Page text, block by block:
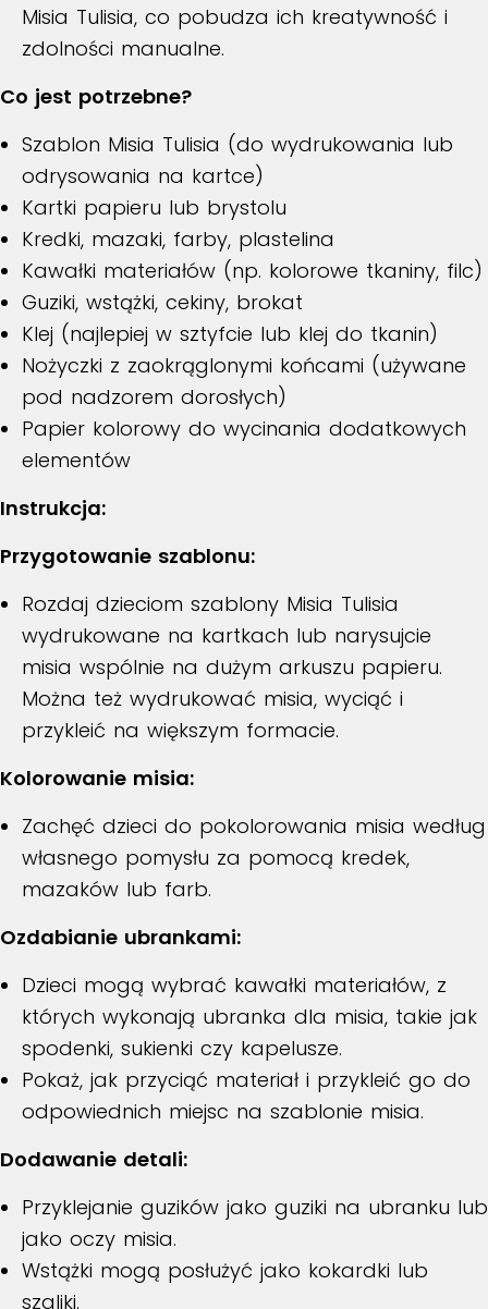
Misia Tulisia, co pobudza ich kreatywność i
zdolności manualne.
Co jest potrzebne?
Szablon Misia Tulisia (do wydrukowania lub
odrysowania na kartce)
Kartki papieru lub brystolu
Kredki, mazaki, farby, plastelina
Kawałki materiałów (np. kolorowe tkaniny, filc)
Guziki, wstążki, cekiny, brokat
Klej (najlepiej w sztyfcie lub klej do tkanin)
Nożyczki z zaokrąglonymi końcami (używane
pod nadzorem dorosłych)
Papier kolorowy do wycinania dodatkowych
elementów
Instrukcja:
Przygotowanie szablonu:
Rozdaj dzieciom szablony Misia Tulisia
wydrukowane na kartkach lub narysujcie
misia wspólnie na dużym arkuszu papieru.
Można też wydrukować misia, wyciąć i
przykleić na większym formacie.
Kolorowanie misia:
Zachęć dzieci do pokolorowania misia według
własnego pomysłu za pomocą kredek,
mazaków lub farb.
Ozdabianie ubrankami:
Dzieci mogą wybrać kawałki materiałów, z
których wykonają ubranka dla misia, takie jak
spodenki, sukienki czy kapelusze.
Pokaż, jak przyciąć materiał i przykleić go do
odpowiednich miejsc na szablonie misia.
Dodawanie detali:
Przyklejanie guzików jako guziki na ubranku lub
jako oczy misia.
Wstążki mogą posłużyć jako kokardki lub
szaliki.